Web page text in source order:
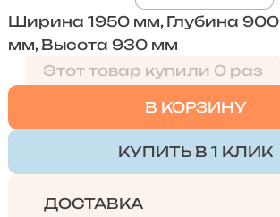
Ширина 1950 мм, Глубина 900
мм, Высота 930 мм
Этот товар купили 0 раз
В КОРЗИНУ
КУПИТЬ В 1 КЛИК
ДОСТАВКА